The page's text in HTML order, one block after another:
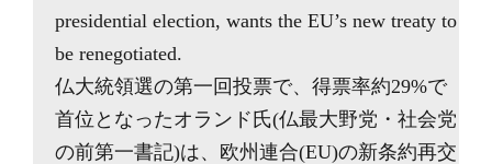
presidential election, wants the EU’s new treaty to
be renegotiated.
仏大統領選の第一回投票で、得票率約29%で
首位となったオランド氏(仏最大野党・社会党
の前第一書記)は、欧州連合(EU)の新条約再交